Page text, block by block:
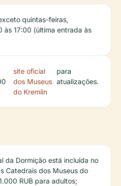
quintas-feiras,
às 17:00 (última entrada às
site oficial
dos Museus
do Kremlin
para
atualizações.
da Dormição está incluída no
Catedrais dos Museus do
RUB para adultos;